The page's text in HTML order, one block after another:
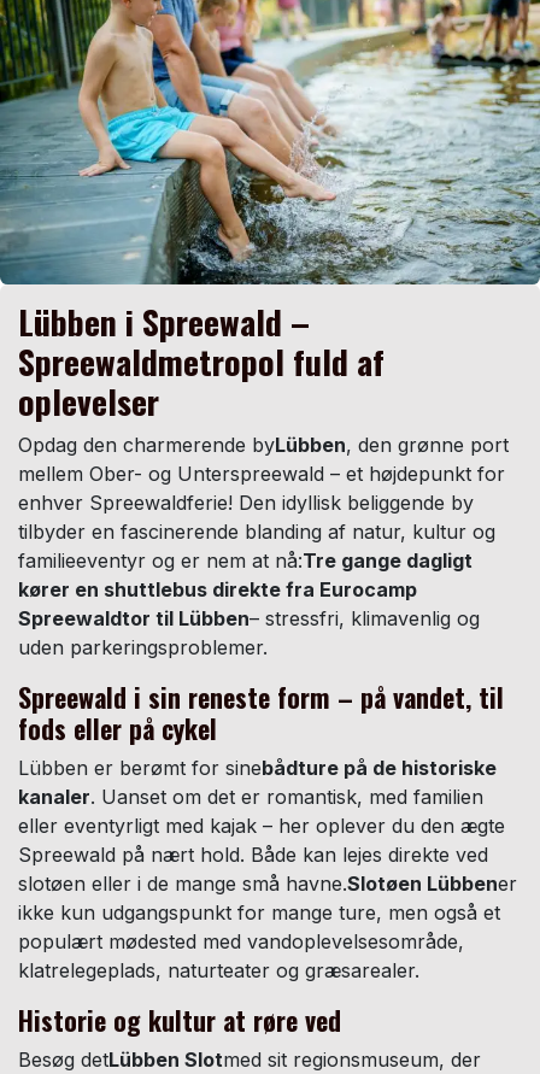
Lübben i Spreewald –
Spreewaldmetropol fuld af
oplevelser
Opdag den charmerende byLübben, den grønne port
mellem Ober- og Unterspreewald – et højdepunkt for
enhver Spreewaldferie! Den idyllisk beliggende by
tilbyder en fascinerende blanding af natur, kultur og
familieeventyr og er nem at nå:Tre gange dagligt
kører en shuttlebus direkte fra Eurocamp
Spreewaldtor til Lübben– stressfri, klimavenlig og
uden parkeringsproblemer.
Spreewald i sin reneste form – på vandet, til
fods eller på cykel
Lübben er berømt for sinebådture på de historiske
kanaler. Uanset om det er romantisk, med familien
eller eventyrligt med kajak – her oplever du den ægte
Spreewald på nært hold. Både kan lejes direkte ved
slotøen eller i de mange små havne.Slotøen Lübbener
ikke kun udgangspunkt for mange ture, men også et
populært mødested med vandoplevelsesområde,
klatrelegeplads, naturteater og græsarealer.
Historie og kultur at røre ved
Besøg detLübben Slotmed sit regionsmuseum, der